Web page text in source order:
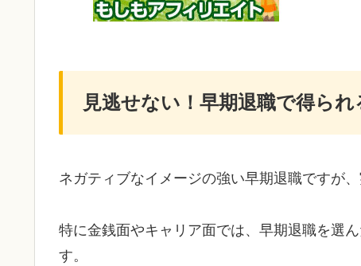
見逃せない！早期退職で得ら
ネガティブなイメージの強い早期退職ですが
特に金銭面やキャリア面では、早期退職を選
す。